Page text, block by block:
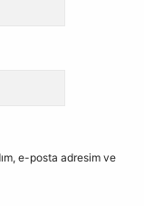
e-posta adresim ve